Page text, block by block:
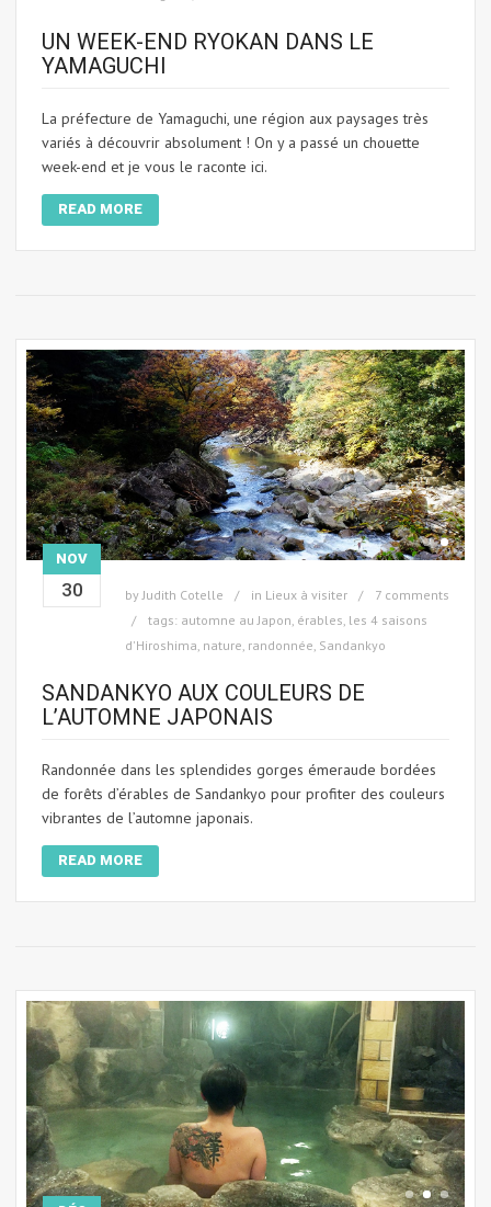
UN WEEK-END RYOKAN DANS LE
YAMAGUCHI
La préfecture de Yamaguchi, une région aux paysages très
variés à découvrir absolument ! On y a passé un chouette
week-end et je vous le raconte ici.
READ MORE
NOV
30 byJudith Cotelle in Lieux à visiter
7 comments
tags: automne au Japon, érables, les 4 saisons
d'Hiroshima, nature, randonnée, Sandankyo
SANDANKYO AUX COULEURS DE
L’AUTOMNE JAPONAIS
Randonnée dans les splendides gorges émeraude bordées
de forêts d’érables de Sandankyo pour profiter des couleurs
vibrantes de l’automne japonais.
READ MORE